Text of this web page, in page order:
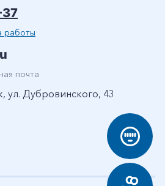
работы
почта
ул. Дубровинского, 43